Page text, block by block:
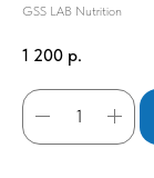
GSS LAB Nutrition
1 200 р.